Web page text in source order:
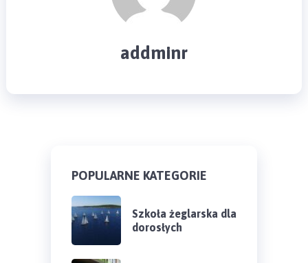
addminr
POPULARNE KATEGORIE
Szkoła żeglarska dla
dorosłych